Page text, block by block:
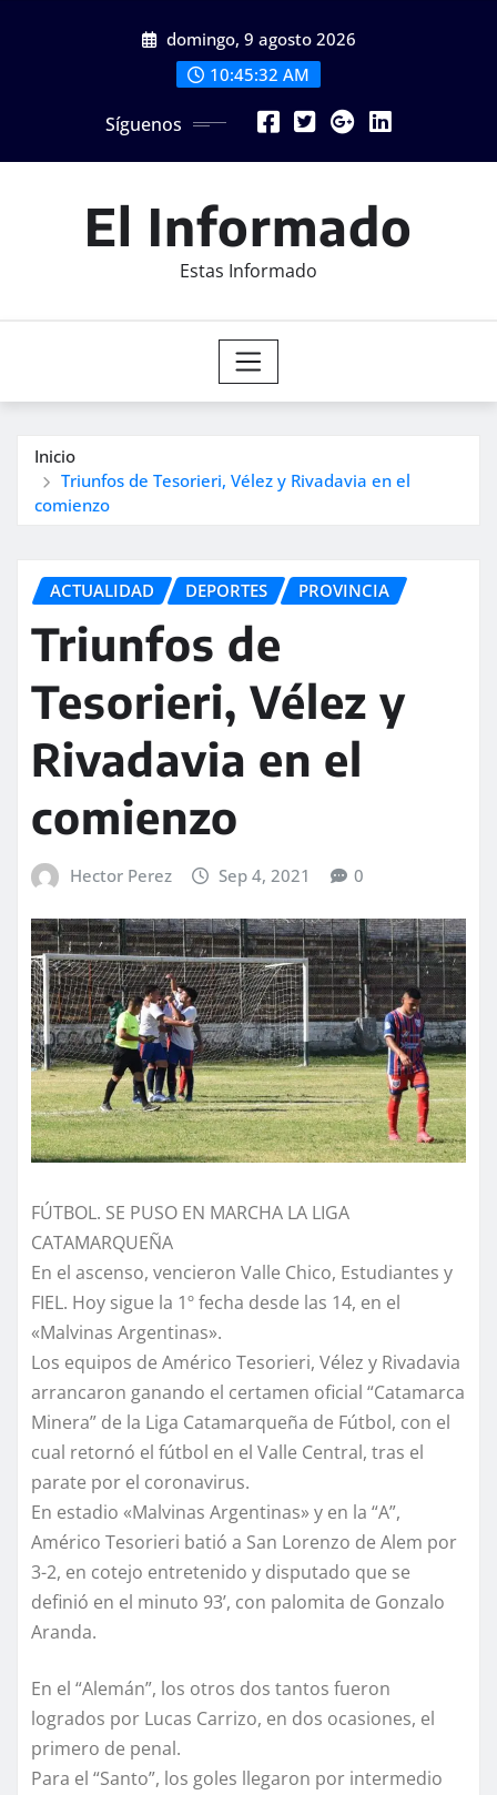
domingo, 9 agosto 2026
10:45:33 AM
Síguenos
El Informado
Estas Informado
Inicio
Triunfos de Tesorieri, Vélez y Rivadavia en el
comienzo
ACTUALIDAD DEPORTES PROVINCIA
Triunfos de
Tesorieri, Vélez y
Rivadavia en el
comienzo
Hector Perez Sep 4, 2021 0
FÚTBOL. SE PUSO EN MARCHA LA LIGA
CATAMARQUEÑA
En el ascenso, vencieron Valle Chico, Estudiantes y
FIEL. Hoy sigue la 1º fecha desde las 14, en el
«Malvinas Argentinas».
Los equipos de Américo Tesorieri, Vélez y Rivadavia
arrancaron ganando el certamen oficial “Catamarca
Minera” de la Liga Catamarqueña de Fútbol, con el
cual retornó el fútbol en el Valle Central, tras el
parate por el coronavirus.
En estadio «Malvinas Argentinas» y en la “A”,
Américo Tesorieri batió a San Lorenzo de Alem por
3-2, en cotejo entretenido y disputado que se
definió en el minuto 93’, con palomita de Gonzalo
Aranda.
En el “Alemán”, los otros dos tantos fueron
logrados por Lucas Carrizo, en dos ocasiones, el
primero de penal.
Para el “Santo”, los goles llegaron por intermedio